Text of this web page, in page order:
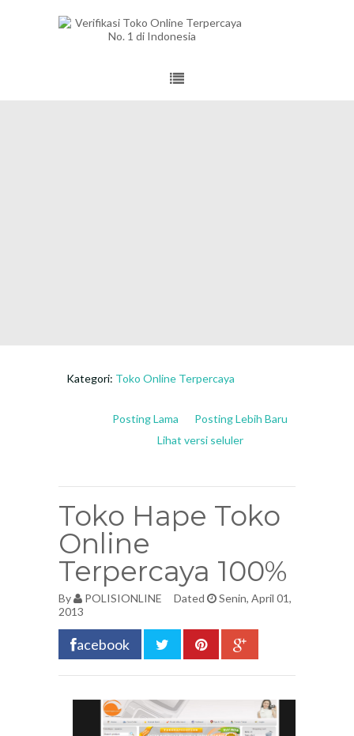
Kategori: Toko Online Terpercaya
Posting Lebih Baru
Posting Lama
Lihat versi seluler
Toko Hape Toko
Online
Terpercaya 100%
By POLISIONLINE Dated
Senin, April 01,
2013
acebook